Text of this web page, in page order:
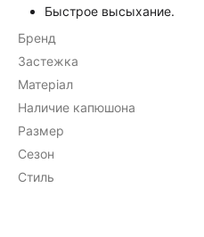
Быстрое высыхание.
Бренд
Застежка
Матеріал
Наличие капюшона
Размер
Сезон
Стиль